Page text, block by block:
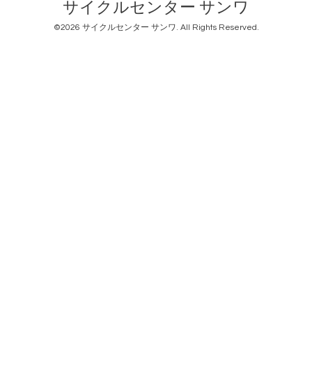
サイクルセンター サンワ
©2026 サイクルセンター サンワ. All Rights Reserved.